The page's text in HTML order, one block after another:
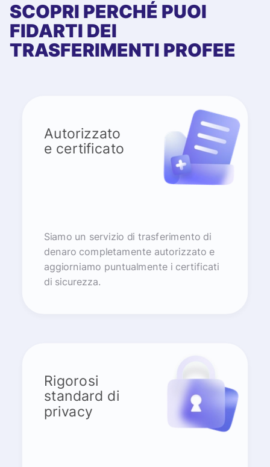
SCOPRI PERCHÉ PUOI
FIDARTI DEI
TRASFERIMENTI PROFEE
Autorizzato
e certificato
Siamo un servizio di trasferimento di
denaro completamente autorizzato e
aggiorniamo puntualmente i certificati
di sicurezza.
Rigorosi
standard di
privacy